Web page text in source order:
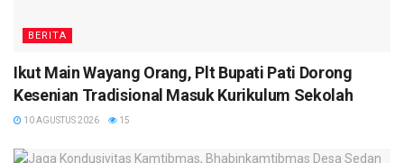
BERITA
Ikut Main Wayang Orang, Plt Bupati Pati Dorong
Kesenian Tradisional Masuk Kurikulum Sekolah
10 AGUSTUS 2026 15